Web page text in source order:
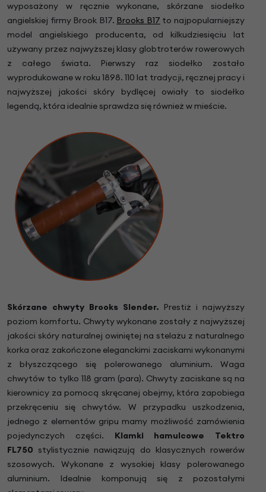
wyposażony w ręcznie wykonane, skórzane siodełko
angielskiej firmy Brook B17. Brooks B17 to najpopularniejszy
model angielskiego producenta, od kilkudziesięciu lat
używany przez najwyższej klasy globtroterów rowerowych
z całego świata. Pierwszy raz siodełko zostało
wyprodukowane w roku 1898. 110 lat tradycji, ręcznej pracy i
najwyższej jakości skóry bydlęcej owiały to siodełko
legendą, która idealnie sprawdza się również w mieście.
Skórzane chwyty Brooks Slender. Prestiż i najwyższy
poziom komfortu. Chwyty wykonane zostały z najwyższej
jakości skóry naturalnej owiniętej na stelażu z naturalnego
korka oraz zakończone eleganckimi zaciskami wykonanymi
z błyszczącego się polerowanego aluminium. Waga
chwytów to tylko 118 gram (para). Chwyty zaciskane są na
kierownicy za pomocą skręcanej obejmy, która zapobiega
przekręceniu się chwytów. W przypadku uszkodzenia,
jednego z elementów gripu mamy możliwość zamówienia
pojedynczych części. Klamki hamulcowe Tektro
FL750 stylistycznie nawiązują do klasycznych rowerów
szosowych. Wykonane z wysokiej klasy polerowanego
aluminium. Idealnie komponują się z pozostałymi